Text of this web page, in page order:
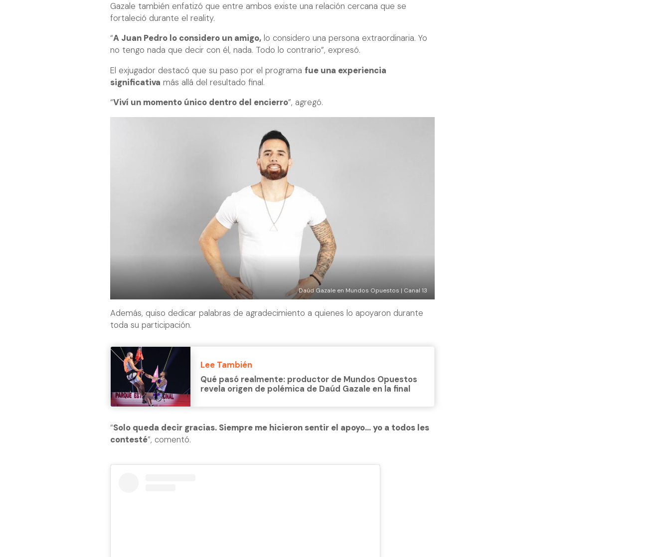
Gazale también enfatizó que entre ambos existe una relación cercana que se
fortaleció durante el reality.
“A Juan Pedro lo considero un amigo, lo considero una persona extraordinaria. Yo
no tengo nada que decir con él, nada. Todo lo contrario”, expresó.
El exjugador destacó que su paso por el programa fue una experiencia
significativa más allá del resultado final.
“Viví un momento único dentro del encierro”, agregó.
Daúd Gazale en Mundos Opuestos | Canal 13
Además, quiso dedicar palabras de agradecimiento a quienes lo apoyaron durante
toda su participación.
Lee También
Qué pasó realmente: productor de Mundos Opuestos
revela origen de polémica de Daúd Gazale en la final
“Solo queda decir gracias. Siempre me hicieron sentir el apoyo… yo a todos les
contesté”, comentó.